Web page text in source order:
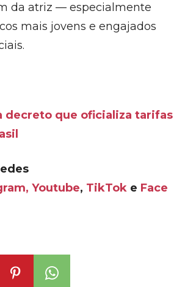
da atriz — especialmente
mais jovens e engajados
decreto que oficializa tarifas
Youtube, TikTok e Face